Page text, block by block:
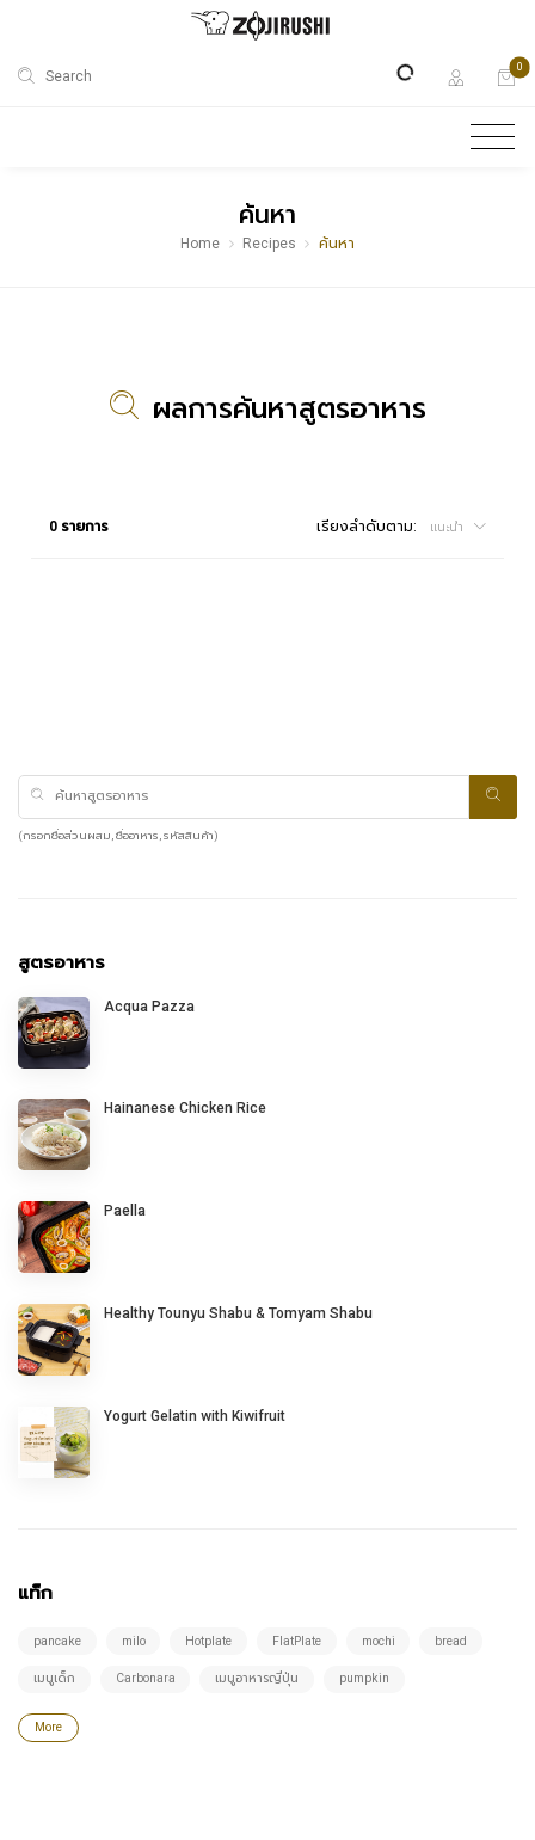
Search
0
ค้นหา
Home Recipes ค้นหา
ผลการค้นหาสูตรอาหาร
0 รายการ เรียงลำดับตาม: แนะนำ
(กรอกชื่อส่วนผสม, ชื่ออาหาร, รหัสสินค้า)
สูตรอาหาร
Acqua Pazza
Hainanese Chicken Rice
Paella
Healthy Tounyu Shabu & Tomyam Shabu
Yogurt Gelatin with Kiwifruit
แท็ก
pancake milo Hotplate FlatPlate mochi bread
เมนูเด็ก Carbonara เมนูอาหารญี่ปุ่น pumpkin
More